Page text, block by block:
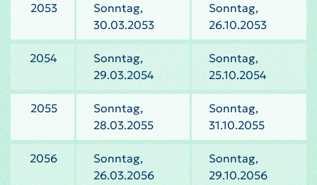
2053
Sonntag,
30.03.2053
Sonntag,
26.10.2053
2054
Sonntag,
29.03.2054
Sonntag,
25.10.2054
2055
Sonntag,
28.03.2055
Sonntag,
31.10.2055
2056
Sonntag,
26.03.2056
Sonntag,
29.10.2056